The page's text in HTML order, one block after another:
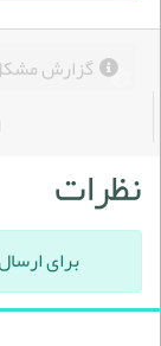
گزارش
نظرات
برای